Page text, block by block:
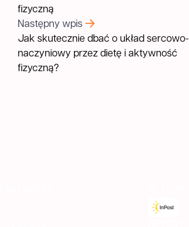
Następny wpis
Jak skutecznie dbać o układ sercowo-
naczyniowy przez dietę i aktywność
fizyczną?